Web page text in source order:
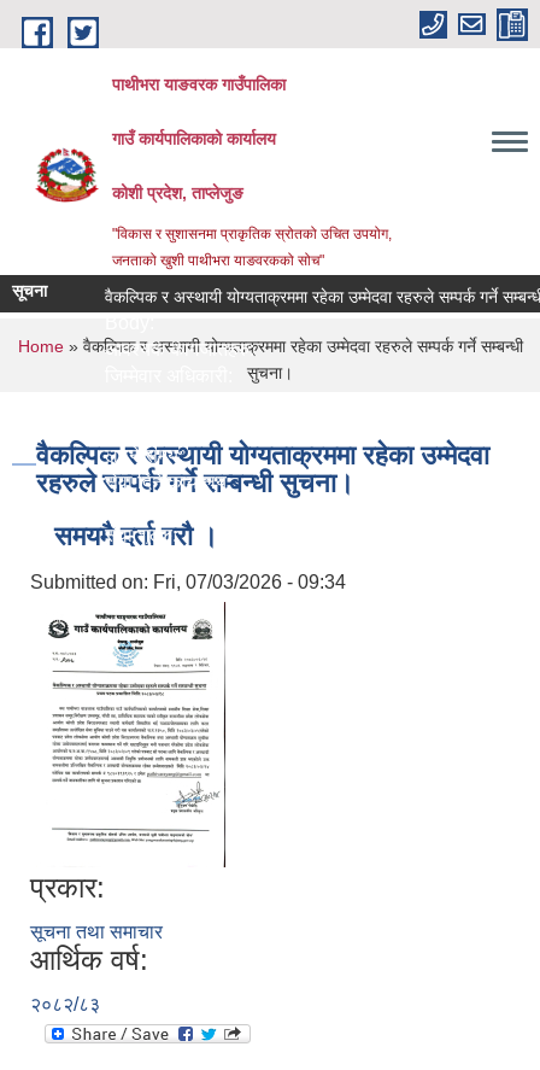
Skip to main content
पाथीभरा याङवरक गाउँपालिका
गाउँ कार्यपालिकाको कार्यालय
कोशी प्रदेश, ताप्लेजुङ
"विकास र सुशासनमा प्राकृतिक स्रोतको उचित उपयोग,
जनताको खुशी पाथीभरा याङवरकको सोच"
सूचना वैकल्पिक र अस्थायी योग्यताक्रममा रहेका उम्मेदवा रहरुले सम्पर्क गर्ने सम्बन्धी
आवश्यक कागजातहरु:
लाग्ने समय:
सेवा दिने कार्यालय:
सेवा शुल्क:
You are here
Home» वैकल्पिक र अस्थायी योग्यताक्रममा रहेका उम्मेदवा रहरुले सम्पर्क गर्ने सम्बन्धी
सुचना।
वैकल्पिक र अस्थायी योग्यताक्रममा रहेका उम्मेदवा
रहरुले सम्पर्क गर्ने सम्बन्धी सुचना।
समयमै दर्ता गरौ ।
Submitted on: Fri, 07/03/2026 - 09:34
प्रकार:
सूचना तथा समाचार
आर्थिक वर्ष:
२०८२/८३